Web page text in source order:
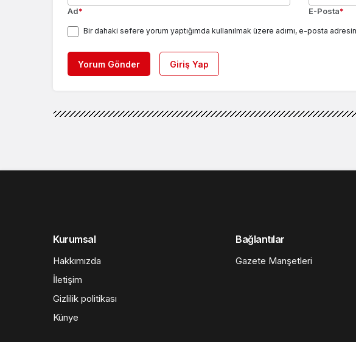
Ad* E-Posta*
Bir dahaki sefere yorum yaptığımda kullanılmak üzere adımı, e-posta
Yorum Gönder Giriş Yap
Kurumsal
Hakkımızda
İletişim
Gizlilik politikası
Künye
Bağlantılar
Gazete Manşetleri